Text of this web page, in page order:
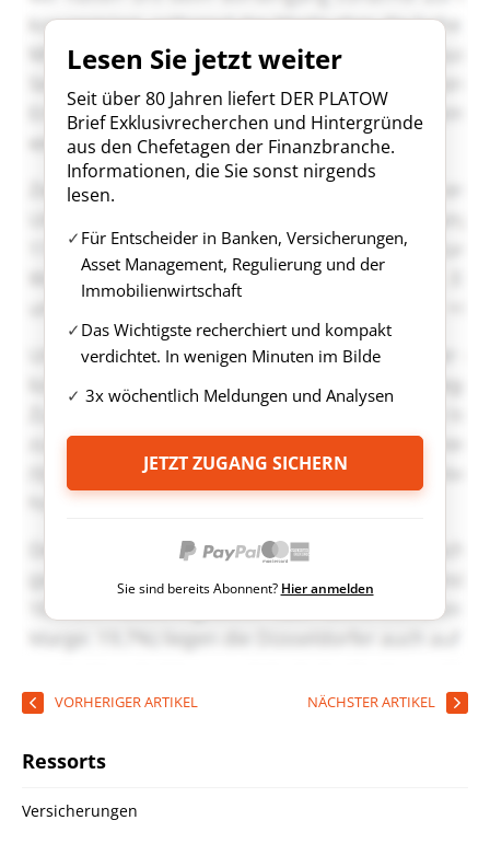
Lesen Sie jetzt weiter
Seit über 80 Jahren liefert DER PLATOW
Brief Exklusivrecherchen und Hintergründe
aus den Chefetagen der Finanzbranche.
Informationen, die Sie sonst nirgends
lesen.
Für Entscheider in Banken, Versicherungen,
Asset Management, Regulierung und der
Immobilienwirtschaft
Das Wichtigste recherchiert und kompakt
verdichtet. In wenigen Minuten im Bilde
3x wöchentlich Meldungen und Analysen
JETZT ZUGANG SICHERN
Sie sind bereits Abonnent? Hier anmelden
VORHERIGER ARTIKEL NÄCHSTER ARTIKEL
Ressorts
Versicherungen